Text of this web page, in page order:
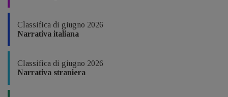
Classifica di giugno 2026
Narrativa italiana
Classifica di giugno 2026
Narrativa straniera